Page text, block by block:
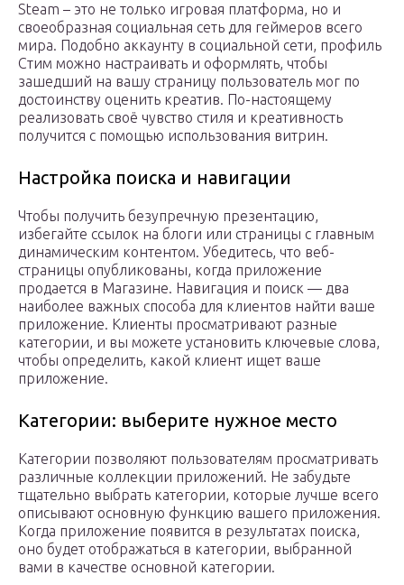
Steam – это не только игровая платформа, но и
своеобразная социальная сеть для геймеров всего
мира. Подобно аккаунту в социальной сети, профиль
Стим можно настраивать и оформлять, чтобы
зашедший на вашу страницу пользователь мог по
достоинству оценить креатив. По-настоящему
реализовать своё чувство стиля и креативность
получится с помощью использования витрин.
Настройка поиска и навигации
Чтобы получить безупречную презентацию,
избегайте ссылок на блоги или страницы с главным
динамическим контентом. Убедитесь, что веб-
страницы опубликованы, когда приложение
продается в Магазине. Навигация и поиск — два
наиболее важных способа для клиентов найти ваше
приложение. Клиенты просматривают разные
категории, и вы можете установить ключевые слова,
чтобы определить, какой клиент ищет ваше
приложение.
Категории: выберите нужное место
Категории позволяют пользователям просматривать
различные коллекции приложений. Не забудьте
тщательно выбрать категории, которые лучше всего
описывают основную функцию вашего приложения.
Когда приложение появится в результатах поиска,
оно будет отображаться в категории, выбранной
вами в качестве основной категории.